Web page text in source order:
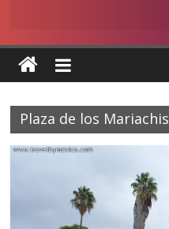
Plaza de los Mariachis